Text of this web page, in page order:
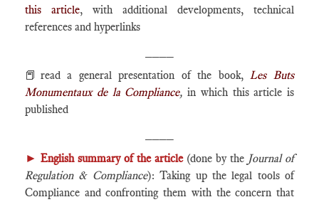
this article, with additional developments, technical
references and hyperlinks
📕read a general presentation of the book,Les Buts
Monumentaux de la Compliance, in which this article is
published
► English summary of the article (done by the Journal of
Regulation & Compliance): Taking up the legal tools of
Compliance and confronting them with the concern that